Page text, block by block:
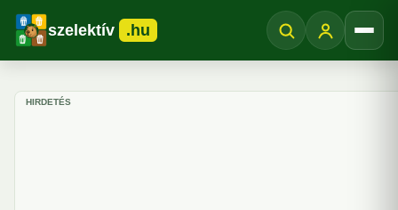
szelektív .hu
HIRDETÉS